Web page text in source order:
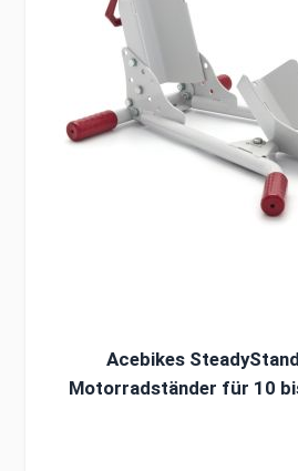
Acebikes
Motorradständer für 10